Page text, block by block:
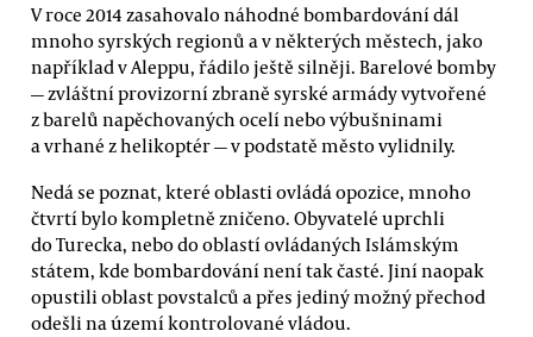
V roce 2014 zasahovalo náhodné bombardování dál
mnoho syrských regionů a v některých městech, jako
například v Aleppu, řádilo ještě silněji. Barelové bomby
— zvláštní provizorní zbraně syrské armády vytvořené
z barelů napěchovaných ocelí nebo výbušninami
a vrhané z helikoptér — v podstatě město vylidnily.
Nedá se poznat, které oblasti ovládá opozice, mnoho
čtvrtí bylo kompletně zničeno. Obyvatelé uprchli
do Turecka, nebo do oblastí ovládaných Islámským
státem, kde bombardování není tak časté. Jiní naopak
opustili oblast povstalců a přes jediný možný přechod
odešli na území kontrolované vládou.